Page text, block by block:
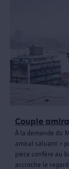
Couple
À la demande du
amiral saluant »
pièce confère au
accroche le